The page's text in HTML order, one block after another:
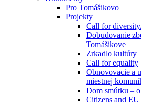
Pro Tomášikovo
Projekty
Call for
Dobudovanie
Tomášikove
Zrkadlo kultúry
Call for equality
Obnovovacie a
miestnej
Dom smútku –
Citizens and EU